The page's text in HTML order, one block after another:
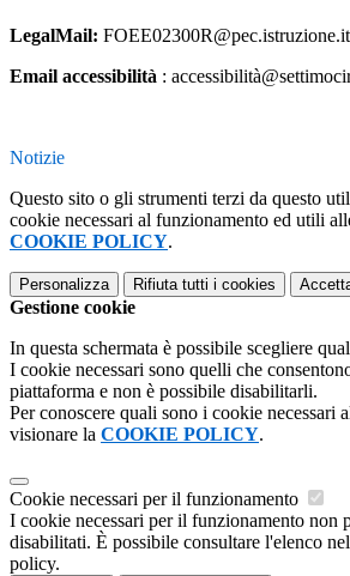
LegalMail: FOEE02300R@pec.istruzione.it
Email accessibilità :
Notizie
Questo sito o gli strumenti terzi da questo
cookie necessari al funzionamento ed utili
COOKIE POLICY.
Personalizza Rifiuta tutti i cookies
Gestione cookie
In questa schermata è possibile scegliere
I cookie necessari sono quelli che
piattaforma e non è possibile disabilitarli.
Per conoscere quali sono i cookie necessari
visionare la COOKIE POLICY.
Cookie necessari per il funzionamento
I cookie necessari per il funzionamento non
disabilitati. È possibile consultare l'elenco
policy.